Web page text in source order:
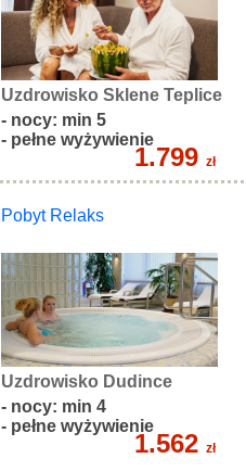
Uzdrowisko Sklene Teplice
- nocy: min 5
- pełne wyżywienie
1.799 zł
Pobyt Relaks
Uzdrowisko Dudince
- nocy: min 4
- pełne wyżywienie
1.562 zł